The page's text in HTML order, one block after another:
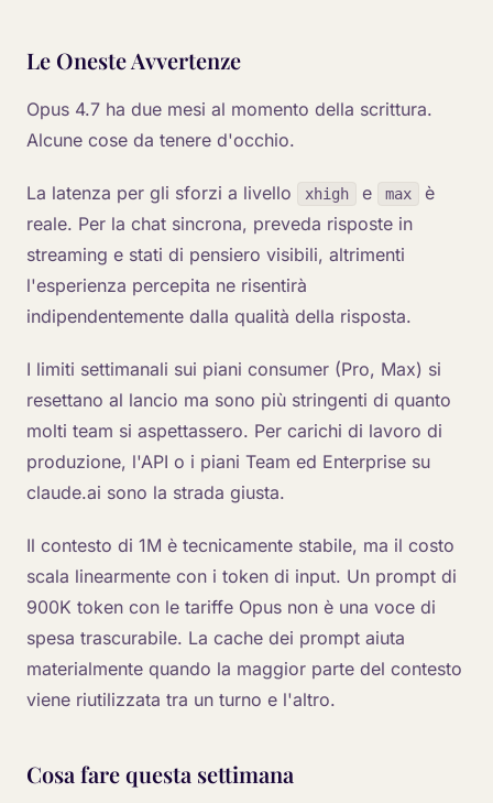
Le Oneste Avvertenze
Opus 4.7 ha due mesi al momento della scrittura.
Alcune cose da tenere d'occhio.
La latenza per gli sforzi a livello xhigh e max
è
reale. Per la chat sincrona, preveda risposte in
streaming e stati di pensiero visibili, altrimenti
l'esperienza percepita ne risentirà
indipendentemente dalla qualità della risposta.
I limiti settimanali sui piani consumer (Pro, Max) si
resettano al lancio ma sono più stringenti di quanto
molti team si aspettassero. Per carichi di lavoro di
produzione, l'API o i piani Team ed Enterprise su
claude.ai sono la strada giusta.
Il contesto di 1M è tecnicamente stabile, ma il costo
scala linearmente con i token di input. Un prompt di
900K token con le tariffe Opus non è una voce di
spesa trascurabile. La cache dei prompt aiuta
materialmente quando la maggior parte del contesto
viene riutilizzata tra un turno e l'altro.
Cosa fare questa settimana